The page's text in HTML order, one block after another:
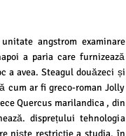
angstrom examinare
a paria care furnizează
a avea. Steagul douăzeci și
cum ar fi greco-roman Jolly
Quercus marilandica , din
disprețului tehnologia
niște restricție a studia. în